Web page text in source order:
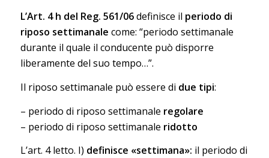
L’Art. 4 h del Reg. 561/06definisce il periodo di
riposo settimanale come: “periodo settimanale
durante il quale il conducente può disporre
liberamente del suo tempo…”.
Il riposo settimanale può essere di due tipi:
– periodo di riposo settimanale regolare
– periodo di riposo settimanale ridotto
L’art. 4 letto. I) definisce «settimana»: il periodo di